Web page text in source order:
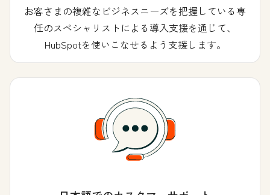
お客さまの複雑なビジネスニーズを把握している専
任のスペシャリストによる導入支援を通じて、
HubSpotを使いこなせるよう支援します。